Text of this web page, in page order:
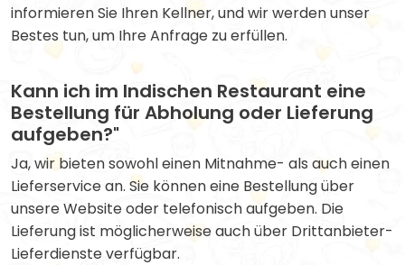
informieren Sie Ihren Kellner, und wir werden unser
Bestes tun, um Ihre Anfrage zu erfüllen.
Kann ich im Indischen Restaurant eine
Bestellung für Abholung oder Lieferung
aufgeben?"
Ja, wir bieten sowohl einen Mitnahme- als auch einen
Lieferservice an. Sie können eine Bestellung über
unsere Website oder telefonisch aufgeben. Die
Lieferung ist möglicherweise auch über Drittanbieter-
Lieferdienste verfügbar.